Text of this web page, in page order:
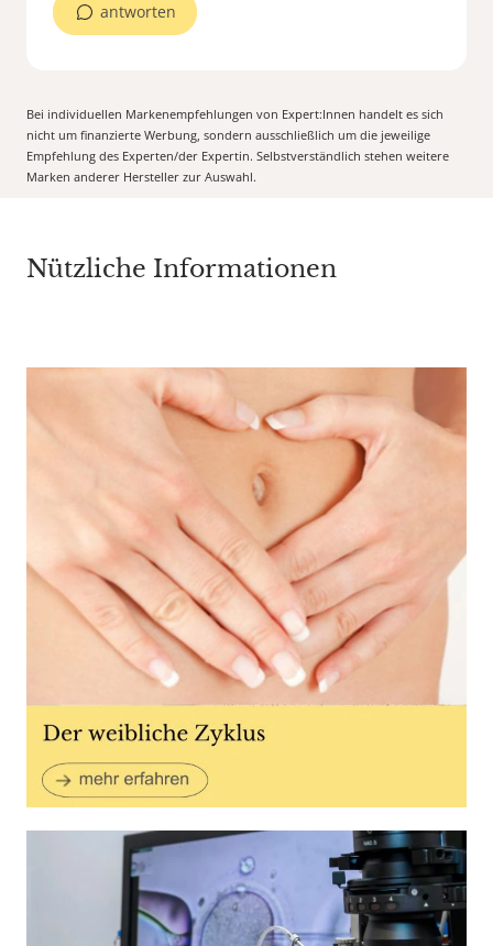
antworten
Bei individuellen Markenempfehlungen von Expert:Innen handelt es sich
nicht um finanzierte Werbung, sondern ausschließlich um die jeweilige
Empfehlung des Experten/der Expertin. Selbstverständlich stehen weitere
Marken anderer Hersteller zur Auswahl.
Nützliche Informationen